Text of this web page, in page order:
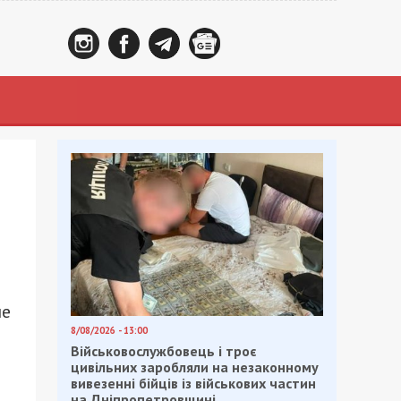
8/08/2026 - 13:00
Військовослужбовець і троє
цивільних заробляли на незаконному
вивезенні бійців із військових частин